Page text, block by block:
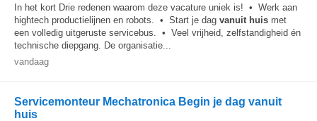
In het kort Drie redenen waarom deze vacature uniek is! • Werk aan
hightech productielijnen en robots. • Start je dag vanuit huis met
een volledig uitgeruste servicebus. • Veel vrijheid, zelfstandigheid én
technische diepgang. De organisatie...
vandaag
Servicemonteur Mechatronica Begin je dag vanuit
huis